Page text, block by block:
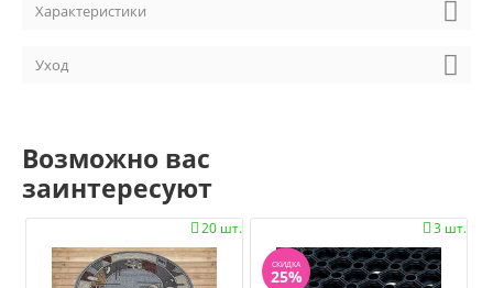
Характеристики
Уход
Возможно вас
заинтересуют
20 шт.
 3 шт.

СКИДКА
25%